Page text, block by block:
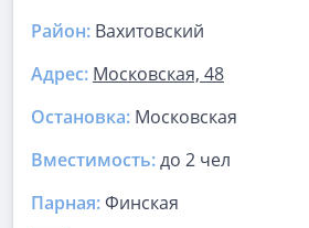
Район: Вахитовский
Адрес: Московская, 48
Остановка: Московская
Вместимость:до 2 чел
Парная:Финская